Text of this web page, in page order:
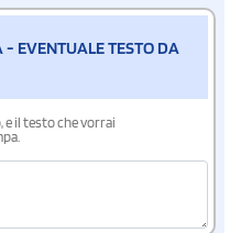
- EVENTUALE TESTO DA
e il testo che vorrai